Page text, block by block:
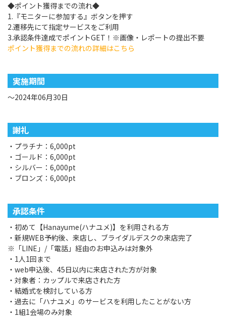
◆ポイント獲得までの流れ◆
1.『モニターに参加する』ボタンを押す
2.遷移先にて指定サービスをご利用
3.承認条件達成でポイントGET！※画像・レポートの提出不要
ポイント獲得までの流れの詳細はこちら
実施期間
～2024年06月30日
謝礼
・プラチナ：6,000pt
・ゴールド：6,000pt
・シルバー：6,000pt
・ブロンズ：6,000pt
承認条件
・初めて【Hanayume(ハナユメ)】を利用される方
・新規WEB予約後、来店し、ブライダルデスクの来店完了
※「LINE」/「電話」経由のお申込みは対象外
・1人1回まで
・web申込後、45日以内に来店された方が対象
・対象者：カップルで来店された方
・結婚式を検討している方
・過去に「ハナユメ」のサービスを利用したことがない方
・1組1会場のみ対象